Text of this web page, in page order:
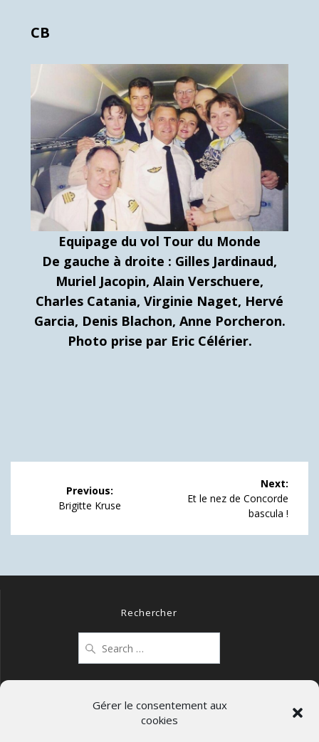
Gérer le consentement aux
cookies
CB
Equipage du vol Tour du Monde
De gauche à droite : Gilles Jardinaud,
Muriel Jacopin, Alain Verschuere,
Charles Catania, Virginie Naget, Hervé
Garcia, Denis Blachon, Anne Porcheron.
Photo prise par Eric Célérier.
l’article
Previous:
Previous
Brigitte Kruse
Next:
Next
Et le nez de Concorde
bascula !
Rechercher
for:
Mentions légales